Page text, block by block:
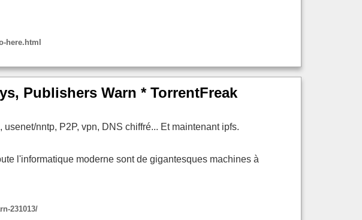
here.html
Publishers Warn * TorrentFreak
nntp, P2P, vpn, DNS chiffré... Et maintenant ipfs.
l'informatique moderne sont de gigantesques machines à
231013/